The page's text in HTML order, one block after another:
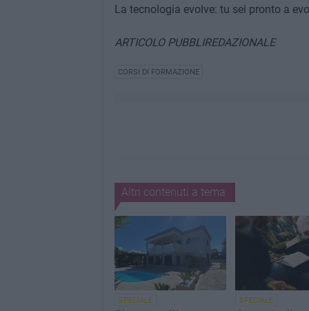
La tecnologia evolve: tu sei pronto a
ARTICOLO PUBBLIREDAZIONALE
CORSI DI FORMAZIONE
Altri contenuti a tema
SPECIALE SPECIALE